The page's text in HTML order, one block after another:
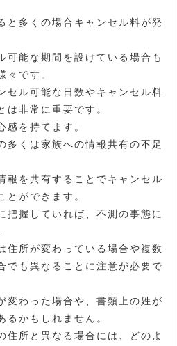
と多くの場合キャンセル料が発
可能な期間を設けている場合も
々です。
セル可能な日数やキャンセル料
は非常に重要です。
感を持てます。
多くは家族への情報共有の不足
報を共有することでキャンセル
とができます。
把握していれば、不測の事態に
住所が変わっている場合や複数
でも異なることに注意が必要で
変わった場合や、書類上の姓が
るかもしれません。
住所と異なる場合には、どのよ